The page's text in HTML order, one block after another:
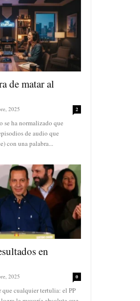
de matar al
2025 2
ha normalizado que
de audio que
con una palabra...
en
2025 0
cualquier tertulia: el PP